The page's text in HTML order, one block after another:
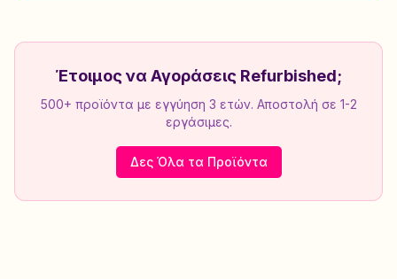
Έτοιμος να Αγοράσεις Refurbished;
500+ προϊόντα με εγγύηση 3 ετών. Αποστολή σε 1-2
εργάσιμες.
Δες Όλα τα Προϊόντα